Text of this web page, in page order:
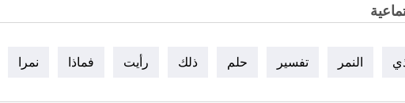
النمر تفسير حلم ذلك رأيت فماذا نمرا